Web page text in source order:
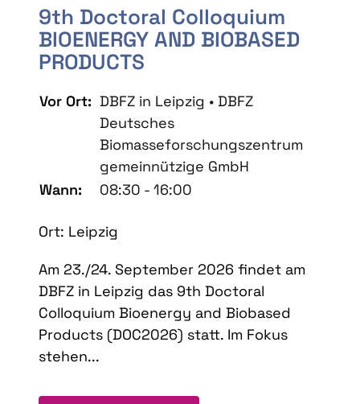
9th Doctoral Colloquium
BIOENERGY AND BIOBASED
PRODUCTS
Vor Ort: DBFZ in Leipzig • DBFZ
Deutsches
Biomasseforschungszentrum
gemeinnützige GmbH
Wann:
08:30 - 16:00
Ort: Leipzig
Am 23./24. September 2026 findet am
DBFZ in Leipzig das 9th Doctoral
Colloquium Bioenergy and Biobased
Products (DOC2026) statt. Im Fokus
stehen...